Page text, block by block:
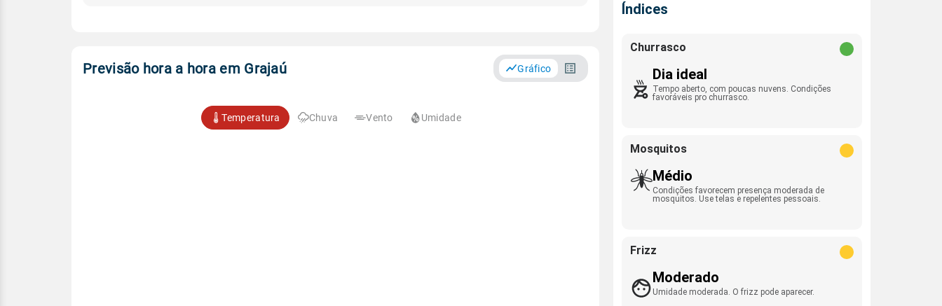
Previsão hora a hora em Grajaú Gráfico
Temperatura Chuva Vento Umidade
Índices
Churrasco
Dia ideal
Tempo aberto, com poucas nuvens. Condições
favoráveis pro churrasco.
Mosquitos
Médio
Condições favorecem presença moderada de
mosquitos. Use telas e repelentes pessoais.
Frizz
Moderado
Umidade moderada. O frizz pode aparecer.